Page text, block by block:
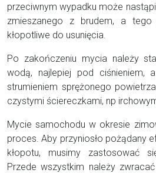
przeciwnym wypadku może
zmieszanego z brudem, a
kłopotliwe do usunięcia.
Po zakończeniu mycia należy
wodą, najlepiej pod ciśnieniem,
strumieniem sprężonego
czystymi ściereczkami, np
Mycie samochodu w okresie
proces. Aby przyniosło pożądany
kłopotu, musimy zastosować
Przede wszystkim należy